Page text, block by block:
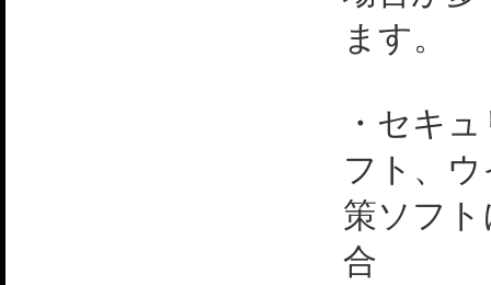
ます。
・セキ
フト、
策ソフ
合